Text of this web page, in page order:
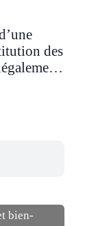
des
bien-